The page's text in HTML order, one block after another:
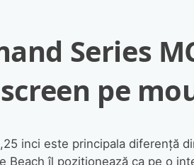
Series
pe
inci este principala diferență
Beach îl poziționează ca pe o